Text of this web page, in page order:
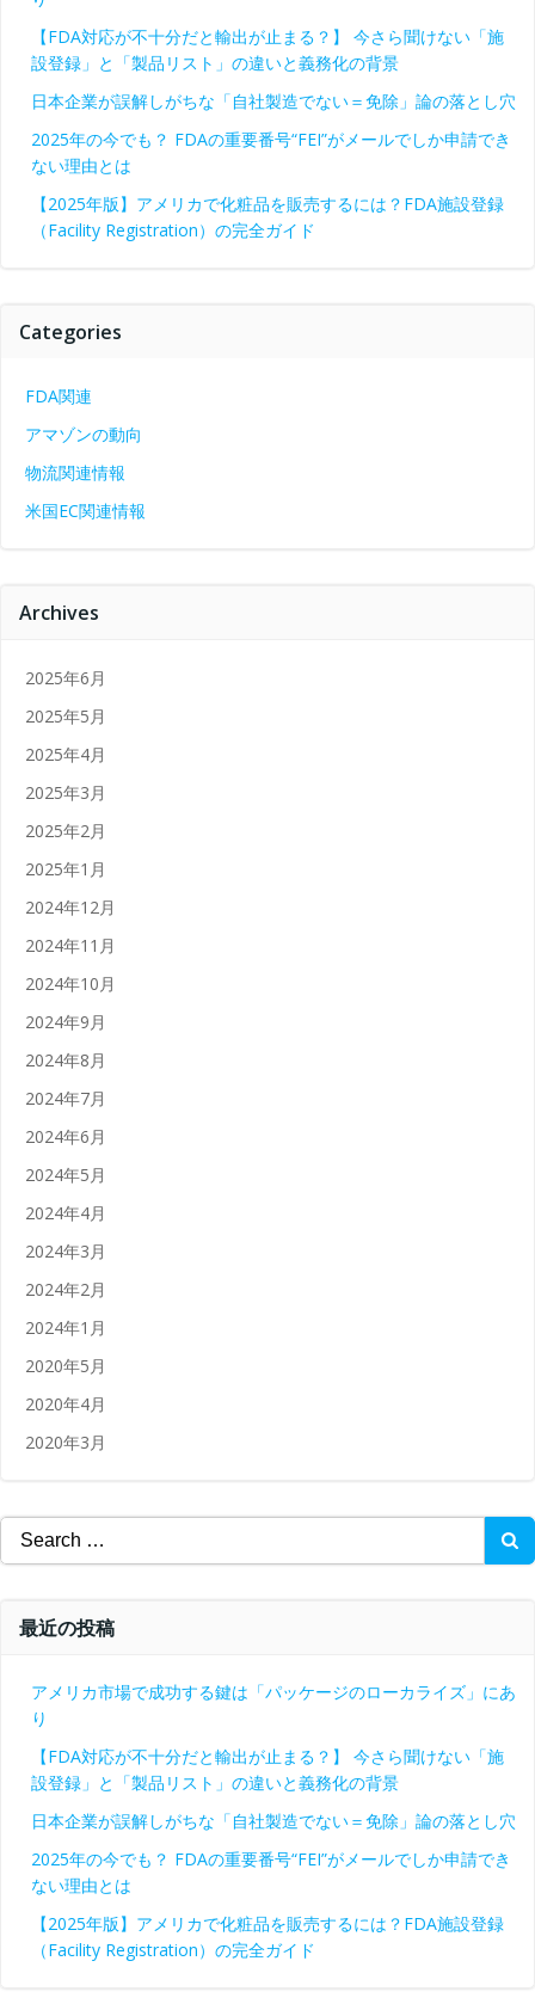
【FDA対応が不十分だと輸出が止まる？】 今さら聞けない「施
設登録」と「製品リスト」の違いと義務化の背景
日本企業が誤解しがちな「自社製造でない＝免除」論の落とし穴
2025年の今でも？ FDAの重要番号“FEI”がメールでしか申請でき
ない理由とは
【2025年版】アメリカで化粧品を販売するには？FDA施設登録
（Facility Registration）の完全ガイド
Categories
FDA関連
アマゾンの動向
物流関連情報
米国EC関連情報
Archives
2025年6月
2025年5月
2025年4月
2025年3月
2025年2月
2025年1月
2024年12月
2024年11月
2024年10月
2024年9月
2024年8月
2024年7月
2024年6月
2024年5月
2024年4月
2024年3月
2024年2月
2024年1月
2020年5月
2020年4月
2020年3月
Search
for:
最近の投稿
アメリカ市場で成功する鍵は「パッケージのローカライズ」にあ
り
【FDA対応が不十分だと輸出が止まる？】 今さら聞けない「施
設登録」と「製品リスト」の違いと義務化の背景
日本企業が誤解しがちな「自社製造でない＝免除」論の落とし穴
2025年の今でも？ FDAの重要番号“FEI”がメールでしか申請でき
ない理由とは
【2025年版】アメリカで化粧品を販売するには？FDA施設登録
（Facility Registration）の完全ガイド